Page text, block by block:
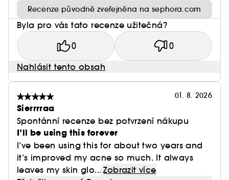
Recenze původně zveřejněna na sephora.com
Byla pro vás tato recenze užitečná?
0 0
Nahlásit tento obsah
01. 8. 2026
Sierrrraa
Spontánní recenze bez potvrzení nákupu
I’ll be using this forever
I’ve been using this for about two years and
it’s improved my acne so much. It always
leaves my skin glo... Zobrazit více